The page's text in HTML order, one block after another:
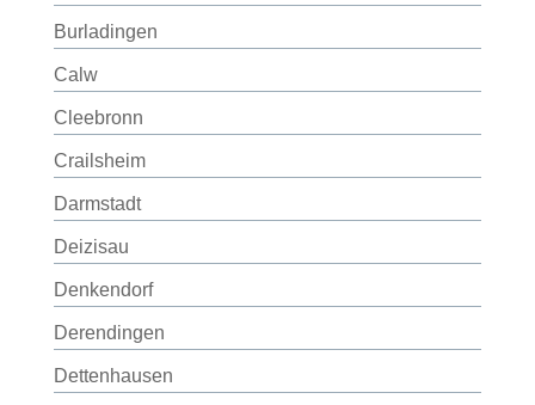
Burladingen
Calw
Cleebronn
Crailsheim
Darmstadt
Deizisau
Denkendorf
Derendingen
Dettenhausen